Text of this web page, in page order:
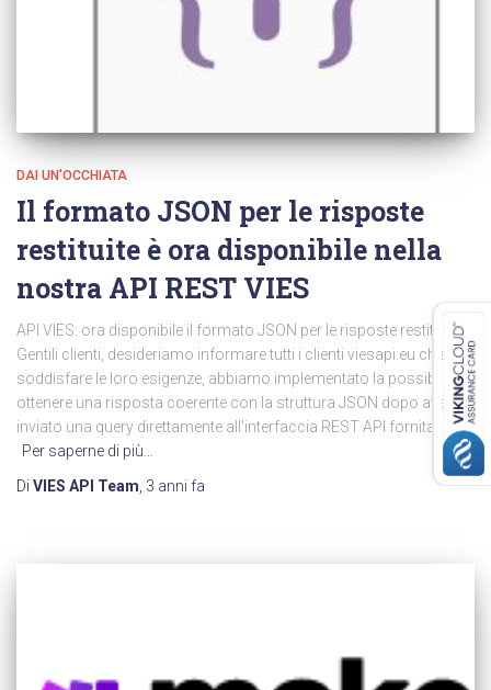
DAI UN'OCCHIATA
Il formato JSON per le risposte
restituite è ora disponibile nella
nostra API REST VIES
API VIES: ora disponibile il formato JSON per le risposte restituite!
Gentili clienti, desideriamo informare tutti i clienti viesapi.eu che, per
soddisfare le loro esigenze, abbiamo implementato la possibilità di
ottenere una risposta coerente con la struttura JSON dopo aver
inviato una query direttamente all'interfaccia REST API fornita.
Per saperne di più…
Di VIES API Team 3 anni fa